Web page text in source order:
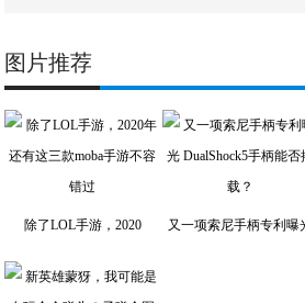
图片推荐
除了LOL手游，2020 又一项索尼手柄专利曝